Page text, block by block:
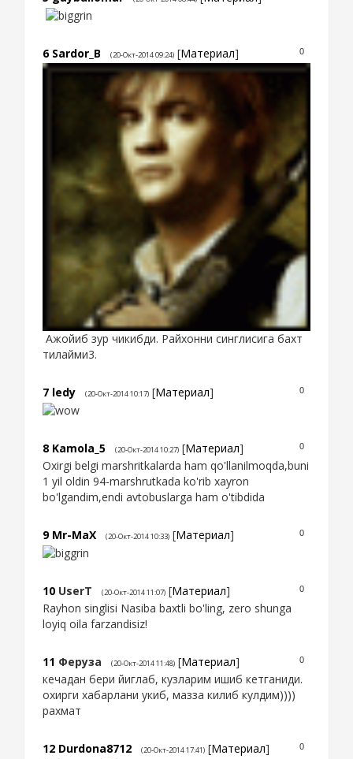
0
6 Sardor_B (20-Окт-2014 09:24) [Материал]
Ажойиб зур чикибди. Райхонни синглисига бахт
тилайми3.
0
7 ledy (20-Окт-2014 10:17) [Материал]
0
8 Kamola_5 (20-Окт-2014 10:27) [Материал]
Oxirgi belgi marshritkalarda ham qo'llanilmoqda,buni
1 yil oldin 94-marshrutkada ko'rib xayron
bo'lgandim,endi avtobuslarga ham o'tibdida
0
9 Mr-MaX (20-Окт-2014 10:33) [Материал]
0
10 UserT (20-Окт-2014 11:07) [Материал]
Rayhon singlisi Nasiba baxtli bo'ling, zero shunga
loyiq oila farzandisiz!
0
11 Феруза (20-Окт-2014 11:48) [Материал]
кечадан бери йиглаб, кузларим ишиб кетганиди.
охирги хабарлани укиб, мазза килиб кулдим))))
рахмат
0
12 Durdona8712 (20-Окт-2014 17:41) [Материал]